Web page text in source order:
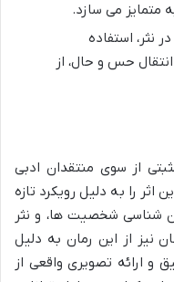
متمایز می سازد.
نثر، استفاده
حس و حال، از
از سوی منتقدان ادبی
را به دلیل رویکرد تازه
شناسی شخصیت ها، و نثر
نیز از این رمان به دلیل
و ارائه تصویری واقعی از